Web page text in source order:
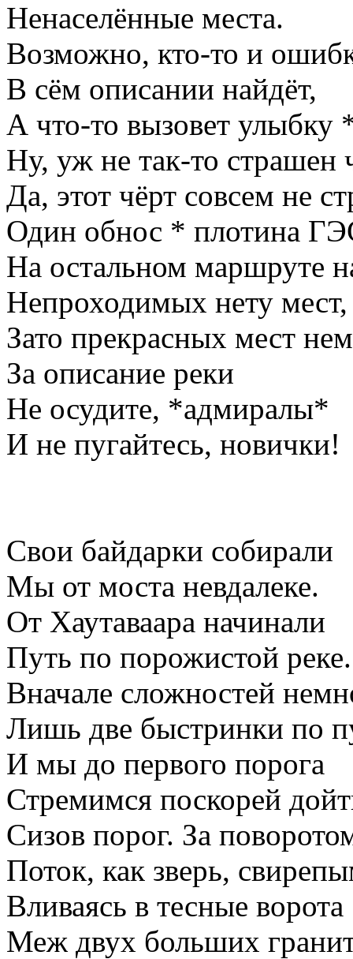
Ненаселённые места.
Возможно, кто-то и
В сём описании найдёт,
А что-то вызовет улыбку
Ну, уж не так-то страшен
Да, этот чёрт совсем не
Один обнос * плотина
На остальном маршруте
Непроходимых нету мест,
Зато прекрасных мест
За описание реки
Не осудите, *адмиралы*
И не пугайтесь, новички!
Свои байдарки собирали
Мы от моста невдалеке.
От Хаутаваара начинали
Путь по порожистой реке.
Вначале сложностей
Лишь две быстринки по
И мы до первого порога
Стремимся поскорей
Сизов порог. За
Поток, как зверь,
Вливаясь в тесные ворота
Меж двух больших